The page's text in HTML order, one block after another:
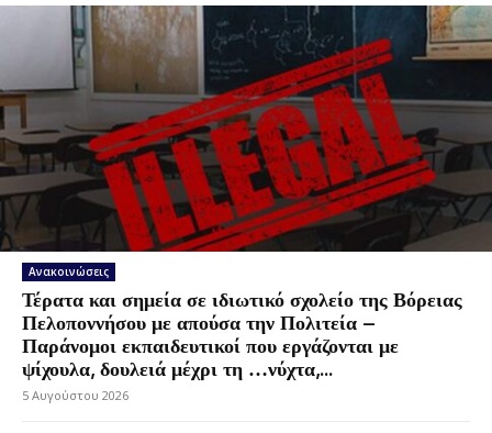
Ανακοινώσεις
Τέρατα και σημεία σε ιδιωτικό σχολείο της Βόρειας
Πελοποννήσου με απούσα την Πολιτεία –
Παράνομοι εκπαιδευτικοί που εργάζονται με
ψίχουλα, δουλειά μέχρι τη …νύχτα,...
5 Αυγούστου 2026